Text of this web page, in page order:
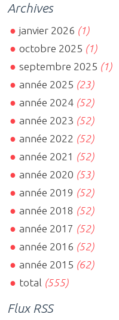
Archives
janvier 2026 (1)
octobre 2025 (1)
septembre 2025 (1)
année 2025 (23)
année 2024 (52)
année 2023 (52)
année 2022 (52)
année 2021 (52)
année 2020 (53)
année 2019 (52)
année 2018 (52)
année 2017 (52)
année 2016 (52)
année 2015 (62)
total (555)
Flux RSS